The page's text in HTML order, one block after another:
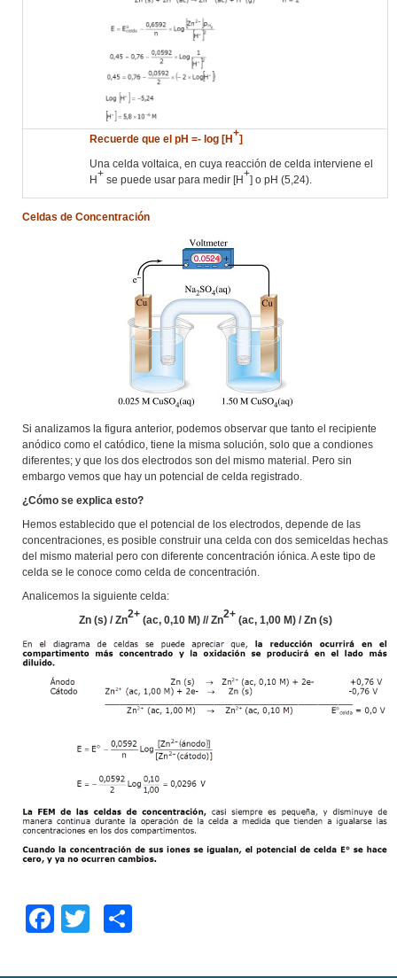
Recuerde que el pH =- log [H+]
Una celda voltaica, en cuya reacción de celda interviene el
H+ se puede usar para medir [H+] o pH (5,24).
Celdas de Concentración
Si analizamos la figura anterior, podemos observar que tanto el recipiente
anódico como el catódico, tiene la misma solución, solo que a condiones
diferentes; y que los dos electrodos son del mismo material. Pero sin
embargo vemos que hay un potencial de celda registrado.
¿Cómo se explica esto?
Hemos establecido que el potencial de los electrodos, depende de las
concentraciones, es posible construir una celda con dos semiceldas hechas
del mismo material pero con diferente concentración iónica. A este tipo de
celda se le conoce como celda de concentración.
Analicemos la siguiente celda:
Zn (s) / Zn2+ (ac, 0,10 M) // Zn2+ (ac, 1,00 M) / Zn (s)
Face Twitte